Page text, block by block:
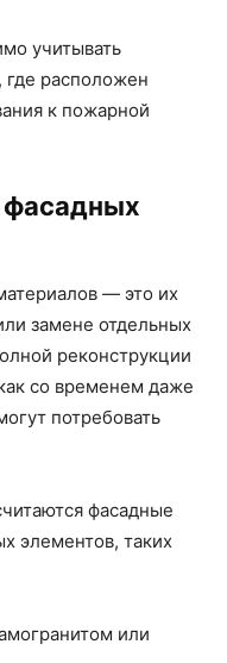
учитывать
где расположен
к пожарной
фасадных
— это их
замене отдельных
реконструкции
со временем даже
потребовать
фасадные
элементов, таких
или